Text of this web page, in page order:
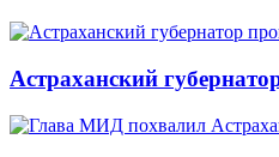
Астраханский